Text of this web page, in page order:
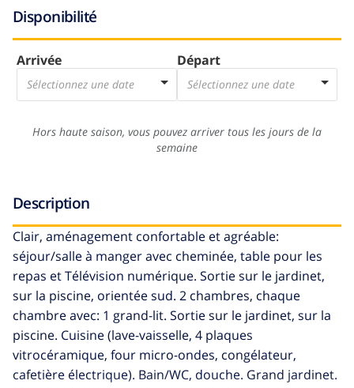
Disponibilité
Arrivée
Sélectionnez une date
Départ
Sélectionnez une date
Hors haute saison, vous pouvez arriver tous les jours de la
semaine
Description
Clair, aménagement confortable et agréable:
séjour/salle à manger avec cheminée, table pour les
repas et Télévision numérique. Sortie sur le jardinet,
sur la piscine, orientée sud. 2 chambres, chaque
chambre avec: 1 grand-lit. Sortie sur le jardinet, sur la
piscine. Cuisine (lave-vaisselle, 4 plaques
vitrocéramique, four micro-ondes, congélateur,
cafetière électrique). Bain/WC, douche. Grand jardinet.